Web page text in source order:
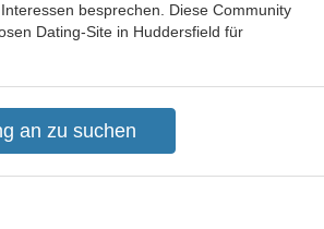
besprechen. Diese Community
Dating-Site in Huddersfield für